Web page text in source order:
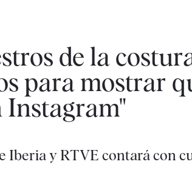
de la
para mostrar
Instagram"
Iberia y RTVE contará con